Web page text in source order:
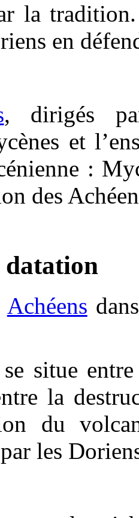
la
en
, dirigés
et
:
des
datation
Achéens
situe
la
du
les